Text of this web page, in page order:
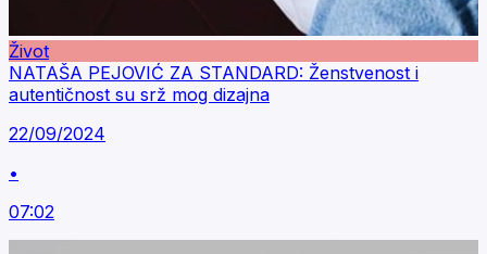
Život
NATAŠA PEJOVIĆ ZA STANDARD: Ženstvenost i
autentičnost su srž mog dizajna
22/09/2024
•
07:02